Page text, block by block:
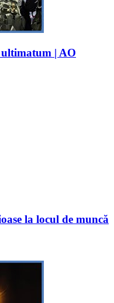
| AO
la locul de muncă